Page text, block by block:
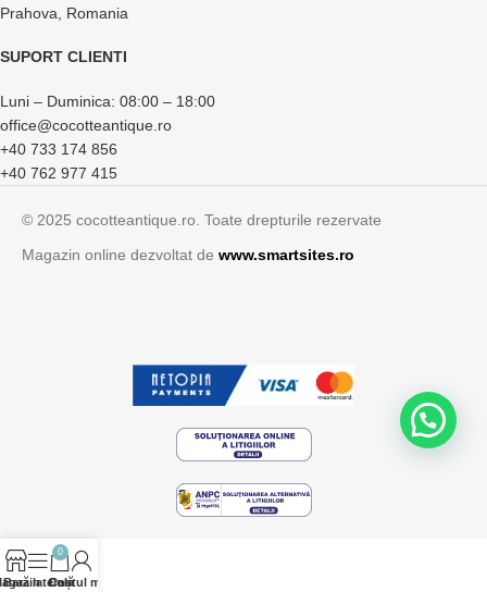
Prahova, Romania
SUPORT CLIENTI
Luni – Duminica: 08:00 – 18:00
office@cocotteantique.ro
+40 733 174 856
+40 762 977 415
© 2025 cocotteantique.ro. Toate drepturile rezervate
Magazin online dezvoltat de www.smartsites.ro
Bară laterală
0
Coș
Contul meu